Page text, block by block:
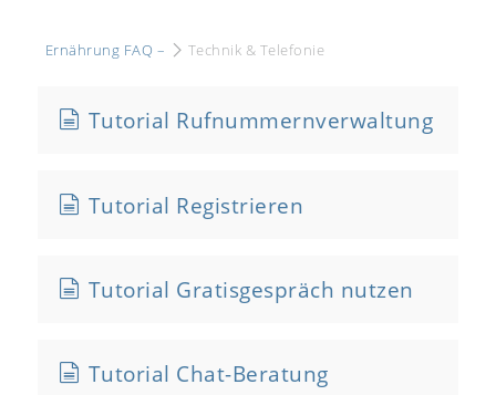
Ernährung FAQ – Technik & Telefonie
Tutorial Rufnummernverwaltung
Tutorial Registrieren
Tutorial Gratisgespräch nutzen
Tutorial Chat-Beratung